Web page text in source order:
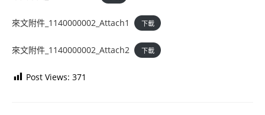
來文附件_1140000002_Attach1 下載
來文附件_1140000002_Attach2 下載
Post Views: 371